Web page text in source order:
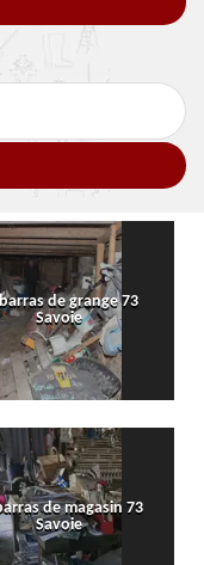
de grange 73
Savoie
de magasin 73
Savoie